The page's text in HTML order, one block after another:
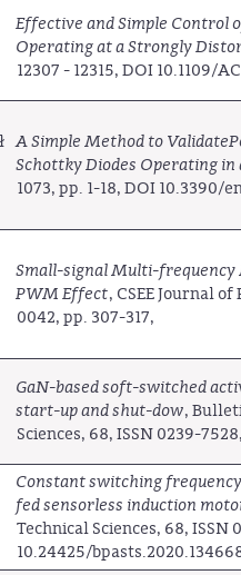
Effective and Simple Control
Operating at a Strongly
12307 - 12315, DOI 10.1109/
A Simple Method to
Schottky Diodes Operating
1073, pp. 1-18, DOI 10.3390/
Small-signal Multi-
PWM Effect, CSEE Journal
0042, pp. 307-317,
GaN-based soft-switched
start-up and shut-dow,
Sciences, 68, ISSN 0239-
Constant switching
fed sensorless induction
Technical Sciences, 68, ISSN
10.24425/